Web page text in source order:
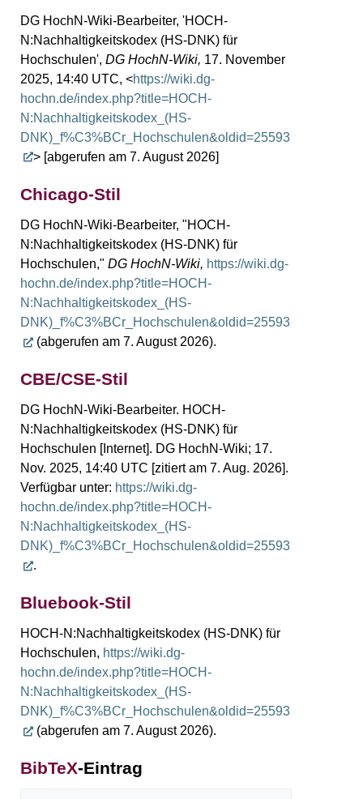
DG HochN-Wiki-Bearbeiter, 'HOCH-
N:Nachhaltigkeitskodex (HS-DNK) für
Hochschulen', DG HochN-Wiki, 17. November
2025, 14:40 UTC, <https://wiki.dg-
hochn.de/index.php?title=HOCH-
N:Nachhaltigkeitskodex_(HS-
DNK)_f%C3%BCr_Hochschulen&oldid=25593
> [abgerufen am 7. August 2026]
Chicago-Stil
DG HochN-Wiki-Bearbeiter, "HOCH-
N:Nachhaltigkeitskodex (HS-DNK) für
Hochschulen," DG HochN-Wiki, https://wiki.dg-
hochn.de/index.php?title=HOCH-
N:Nachhaltigkeitskodex_(HS-
DNK)_f%C3%BCr_Hochschulen&oldid=25593
(abgerufen am 7. August 2026).
CBE/CSE-Stil
DG HochN-Wiki-Bearbeiter. HOCH-
N:Nachhaltigkeitskodex (HS-DNK) für
Hochschulen [Internet]. DG HochN-Wiki; 17.
Nov. 2025, 14:40 UTC [zitiert am 7. Aug. 2026].
Verfügbar unter: https://wiki.dg-
hochn.de/index.php?title=HOCH-
N:Nachhaltigkeitskodex_(HS-
DNK)_f%C3%BCr_Hochschulen&oldid=25593
.
Bluebook-Stil
HOCH-N:Nachhaltigkeitskodex (HS-DNK) für
Hochschulen, https://wiki.dg-
hochn.de/index.php?title=HOCH-
N:Nachhaltigkeitskodex_(HS-
DNK)_f%C3%BCr_Hochschulen&oldid=25593
(abgerufen am 7. August 2026).
BibTeX-Eintrag